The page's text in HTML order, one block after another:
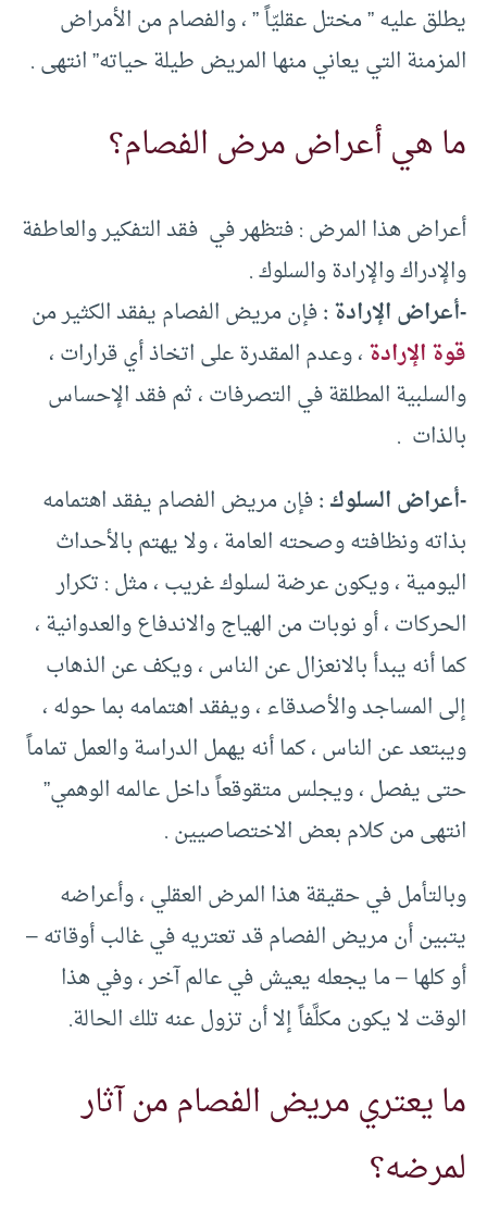
يطلق عليه ” مختل عقليّاً ” ، والفصام من الأمراض
المزمنة التي يعاني منها المريض طيلة حياته” انتهى .
ما هي أعراض مرض الفصام؟
أعراض هذا المرض : فتظهر في فقد التفكير والعاطفة
والإدراك والإرادة والسلوك .
-أعراض الإرادة :فإن مريض الفصام يفقد الكثير من
قوة الإرادة، وعدم المقدرة على اتخاذ أي قرارات ،
والسلبية المطلقة في التصرفات ، ثم فقد الإحساس
بالذات .
-أعراض السلوك :فإن مريض الفصام يفقد اهتمامه
بذاته ونظافته وصحته العامة ، ولا يهتم بالأحداث
اليومية ، ويكون عرضة لسلوك غريب ، مثل : تكرار
الحركات ، أو نوبات من الهياج والاندفاع والعدوانية ،
كما أنه يبدأ بالانعزال عن الناس ، ويكف عن الذهاب
إلى المساجد والأصدقاء ، ويفقد اهتمامه بما حوله ،
ويبتعد عن الناس ، كما أنه يهمل الدراسة والعمل تماماً
حتى يفصل ، ويجلس متقوقعاً داخل عالمه الوهمي”
انتهى من كلام بعض الاختصاصيين .
وبالتأمل في حقيقة هذا المرض العقلي ، وأعراضه
يتبين أن مريض الفصام قد تعتريه في غالب أوقاته –
أو كلها – ما يجعله يعيش في عالم آخر ، وفي هذا
الوقت لا يكون مكلَّفاً إلا أن تزول عنه تلك الحالة.
ما يعتري مريض الفصام من آثار
لمرضه؟